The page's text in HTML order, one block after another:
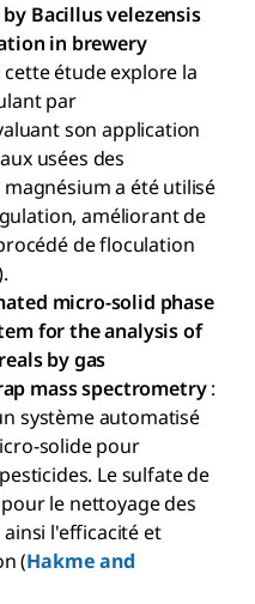
Bacillus velezensis
in brewery
cette étude explore la
par
son application
usées des
a été utilisé
améliorant de
de floculation
micro-solid phase
for the analysis of
by gas
mass spectrometry:
système automatisé
solide pour
Le sulfate de
le nettoyage des
l'efficacité et
(Hakme and